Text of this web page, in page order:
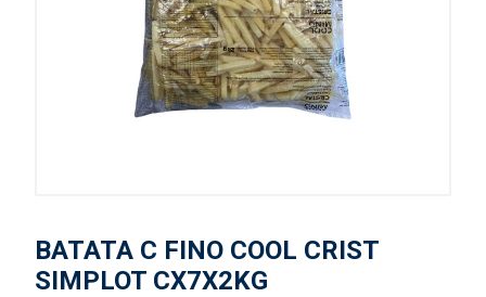
BATATA C FINO COOL CRIST
SIMPLOT CX7X2KG